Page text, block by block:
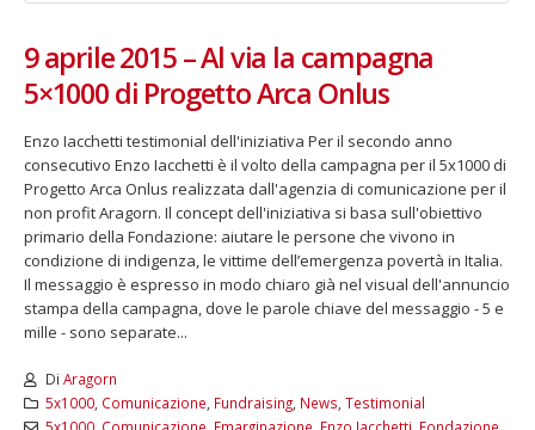
9 aprile 2015 – Al via la campagna
5×1000 di Progetto Arca Onlus
Enzo Iacchetti testimonial dell'iniziativa Per il secondo anno
consecutivo Enzo Iacchetti è il volto della campagna per il 5x1000 di
Progetto Arca Onlus realizzata dall'agenzia di comunicazione per il
non profit Aragorn. Il concept dell'iniziativa si basa sull'obiettivo
primario della Fondazione: aiutare le persone che vivono in
condizione di indigenza, le vittime dell’emergenza povertà in Italia.
Il messaggio è espresso in modo chiaro già nel visual dell'annuncio
stampa della campagna, dove le parole chiave del messaggio - 5 e
mille - sono separate...
Di Aragorn
5x1000, Comunicazione Fundraising, News Testimonial
5x1000, Comunicazione Emarginazione Enzo Iacchetti Fondazione